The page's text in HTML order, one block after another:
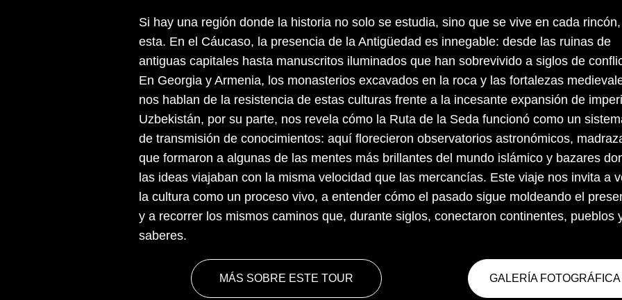
Si hay una región donde la historia no solo se estudia, sino que se vive en cada
esta. En el Cáucaso, la presencia de la Antigüedad es innegable: desde las ruinas de
antiguas capitales hasta manuscritos iluminados que han sobrevivido a siglos de
En Georgia y Armenia, los monasterios excavados en la roca y las fortalezas
nos hablan de la resistencia de estas culturas frente a la incesante expansión de
Uzbekistán, por su parte, nos revela cómo la Ruta de la Seda funcionó como un
de transmisión de conocimientos: aquí florecieron observatorios astronómicos,
que formaron a algunas de las mentes más brillantes del mundo islámico y bazares
las ideas viajaban con la misma velocidad que las mercancías. Este viaje nos invita a
la cultura como un proceso vivo, a entender cómo el pasado sigue moldeando el
y a recorrer los mismos caminos que, durante siglos, conectaron continentes, pueblos
saberes.
MÁS SOBRE ESTE TOUR GALERÍA FOTOGRÁFICA